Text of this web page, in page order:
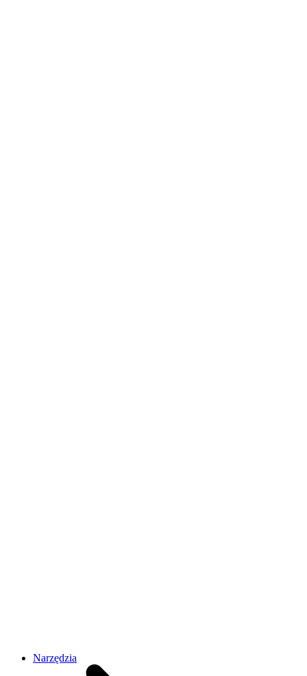
Narzędzia